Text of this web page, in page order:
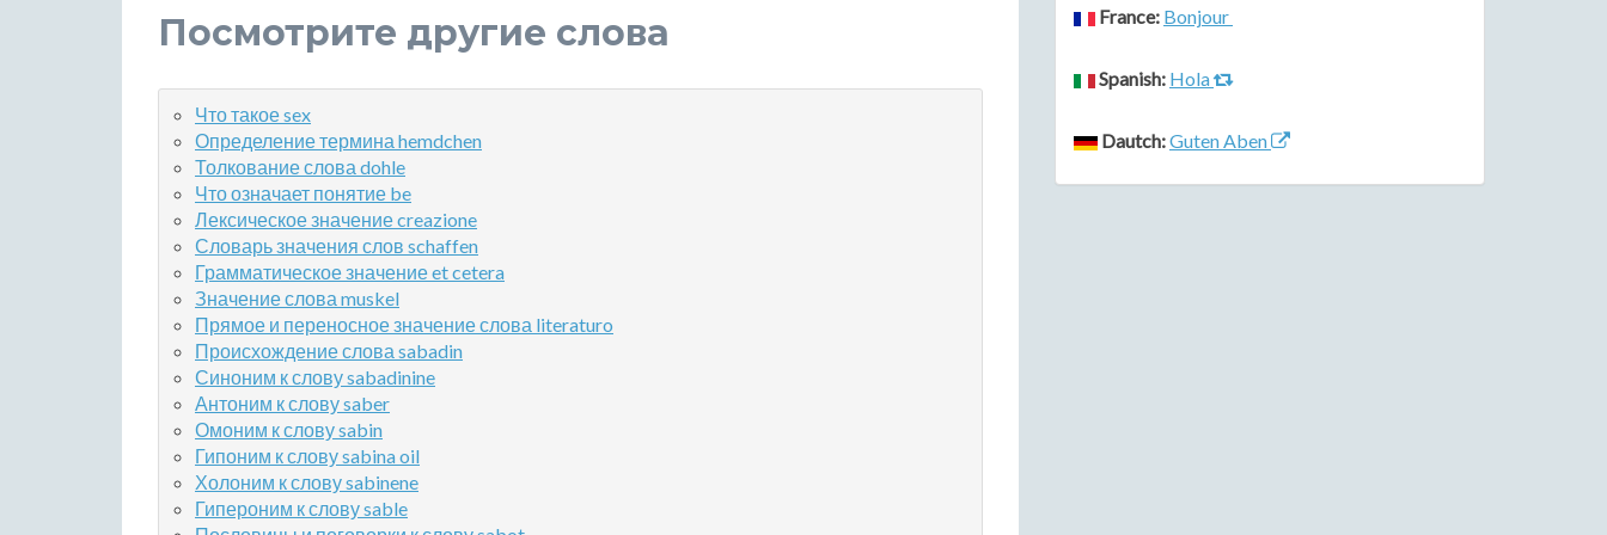
Посмотрите другие слова
Что такое sex
Определение термина hemdchen
Толкование слова dohle
Что означает понятие be
Лексическое значение creazione
Словарь значения слов schaffen
Грамматическое значение et cetera
Значение слова muskel
Прямое и переносное значение слова literaturo
Происхождение слова sabadin
Синоним к слову sabadinine
Антоним к слову saber
Омоним к слову sabin
Гипоним к слову sabina oil
Холоним к слову sabinene
Гипероним к слову sable
France: Bonjour
Spanish: Hola
Dautch:Guten Aben